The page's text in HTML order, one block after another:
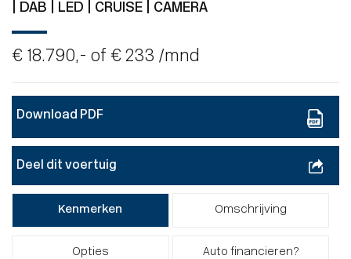
| DAB | LED | CRUISE | CAMERA
€ 18.790,- of € 233 /mnd
Download PDF
Deel dit voertuig
Kenmerken Omschrijving
Opties Auto financieren?